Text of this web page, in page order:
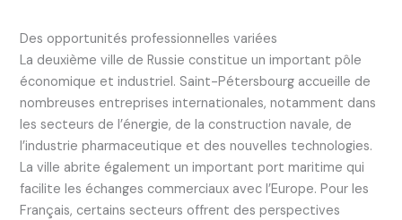
Des opportunités professionnelles variées
La deuxième ville de Russie constitue un important pôle
économique et industriel. Saint-Pétersbourg accueille de
nombreuses entreprises internationales, notamment dans
les secteurs de l’énergie, de la construction navale, de
l’industrie pharmaceutique et des nouvelles technologies.
La ville abrite également un important port maritime qui
facilite les échanges commerciaux avec l’Europe. Pour les
Français, certains secteurs offrent des perspectives